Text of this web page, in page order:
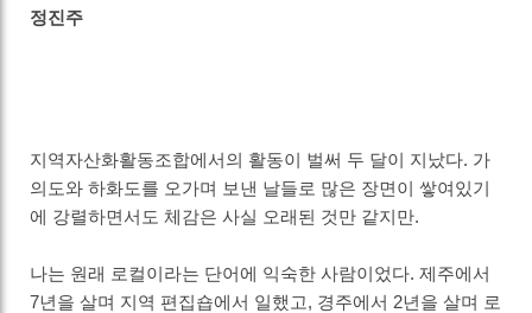
정진주
지역자산화활동조합에서의 활동이 벌써 두 달이 지났다. 가
의도와 하화도를 오가며 보낸 날들로 많은 장면이 쌓여있기
에 강렬하면서도 체감은 사실 오래된 것만 같지만.
나는 원래 로컬이라는 단어에 익숙한 사람이었다. 제주에서
7년을 살며 지역 편집숍에서 일했고, 경주에서 2년을 살며 로